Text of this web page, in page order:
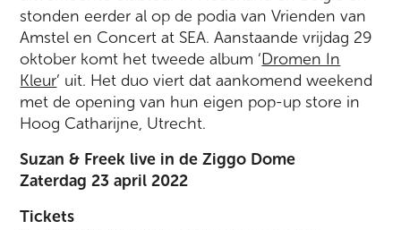
stonden eerder al op de podia van Vrienden van
Amstel en Concert at SEA. Aanstaande vrijdag 29
oktober komt het tweede album ‘Dromen In
Kleur’ uit. Het duo viert dat aankomend weekend
met de opening van hun eigen pop-up store in
Hoog Catharijne, Utrecht.
Suzan & Freek live in de Ziggo Dome
Zaterdag 23 april 2022
Tickets